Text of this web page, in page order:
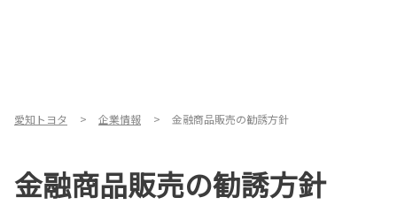
愛知トヨタ 企業情報 金融商品販売の勧誘方針
金融商品販売の勧誘方針